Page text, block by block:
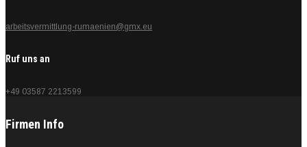
arbeitsvermittlung-rumaenien@gmx.eu
Ruf uns an
+49 03587 2213599
Firmen Info